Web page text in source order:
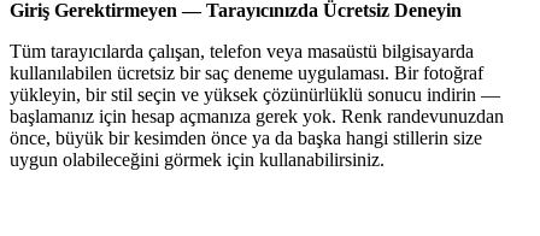
Giriş Gerektirmeyen — Tarayıcınızda Ücretsiz Deneyin
Tüm tarayıcılarda çalışan, telefon veya masaüstü bilgisayarda
kullanılabilen ücretsiz bir saç deneme uygulaması. Bir fotoğraf
yükleyin, bir stil seçin ve yüksek çözünürlüklü sonucu indirin —
başlamanız için hesap açmanıza gerek yok. Renk randevunuzdan
önce, büyük bir kesimden önce ya da başka hangi stillerin size
uygun olabileceğini görmek için kullanabilirsiniz.